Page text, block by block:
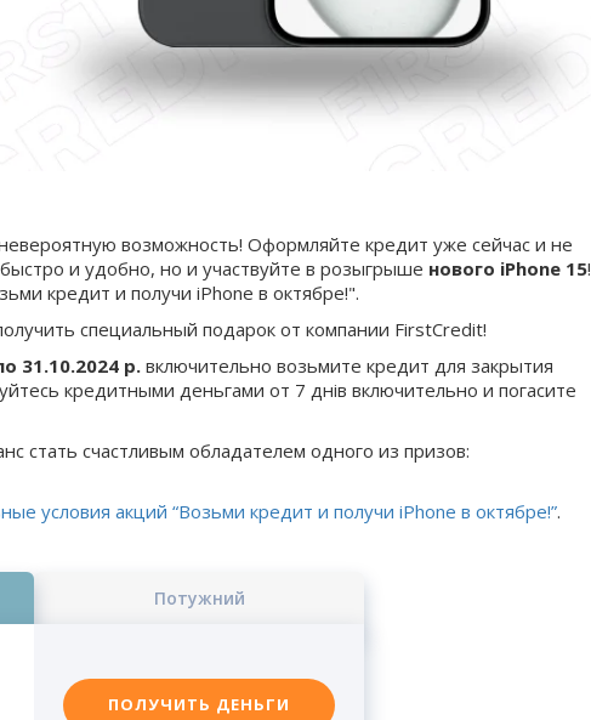
возможность! Оформляйте кредит уже сейчас и не
и удобно, но и участвуйте в розыгрыше нового iPhone 15!
кредит и получи iPhone в октябре!".
специальный подарок от компании FirstCredit!
31.10.2024 р.включительно возьмите кредит для закрытия
кредитными деньгами от 7 днів включительно и погасите
стать счастливым обладателем одного из призов:
условия акций “Возьми кредит и получи iPhone в октябре!”.
Потужний
ПОЛУЧИТЬ ДЕНЬГИ